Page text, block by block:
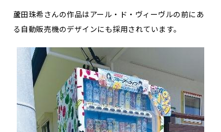
蘆田珠希さんの作品はアール・ド・ヴィーヴルの前にあ
る自動販売機のデザインにも採用されています。